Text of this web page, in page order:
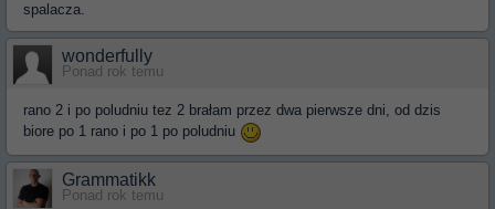
spalacza.
wonderfully
Ponad rok temu
rano 2 i po poludniu tez 2 brałam przez dwa pierwsze dni, od dzis
biore po 1 rano i po 1 po poludniu
Grammatikk
Ponad rok temu